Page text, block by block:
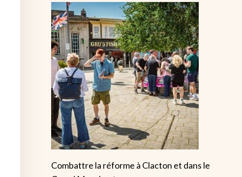
Combattre la réforme à Clacton et dans le